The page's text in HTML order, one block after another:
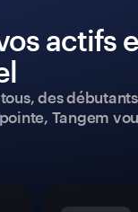
actifs
des
Tangem